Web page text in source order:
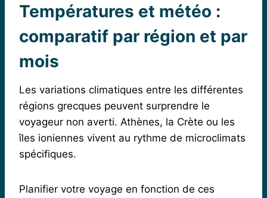
Températures et météo :
comparatif par région et par
mois
Les variations climatiques entre les différentes
régions grecques peuvent surprendre le
voyageur non averti. Athènes, la Crète ou les
îles ioniennes vivent au rythme de microclimats
spécifiques.
Planifier votre voyage en fonction de ces